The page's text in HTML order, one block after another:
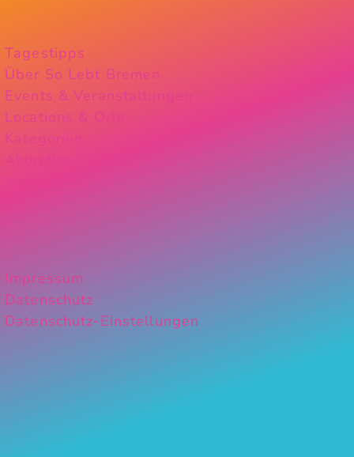
Tagestipps
Über So Lebt Bremen
Events & Veranstaltungen
Locations & Orte
Kategorien
Impressum
Datenschutz
Datenschutz-Einstellungen